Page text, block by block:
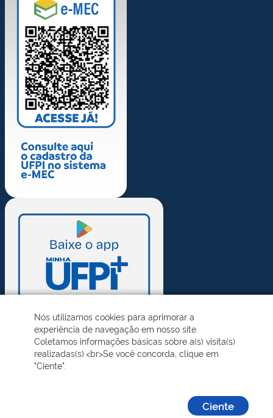
Nós utilizamos cookies para aprimorar a
experiência de navegação em nosso site.
Coletamos informações básicas sobre a(s) visita(s)
realizadas(s).<br>Se você concorda, clique em
"Ciente".
Ciente